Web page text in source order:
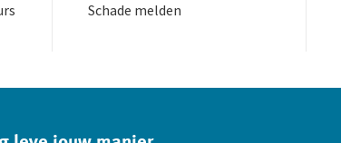
Schade melden